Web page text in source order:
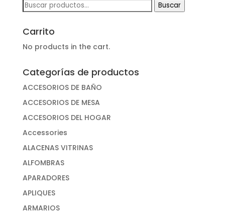
Buscar
Buscar
Carrito
No products in the cart.
Categorías de productos
ACCESORIOS DE BAÑO
ACCESORIOS DE MESA
ACCESORIOS DEL HOGAR
Accessories
ALACENAS VITRINAS
ALFOMBRAS
APARADORES
APLIQUES
ARMARIOS